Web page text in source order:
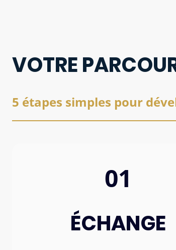
VOTRE
5 étapes simples pour
01
ÉCHANGE